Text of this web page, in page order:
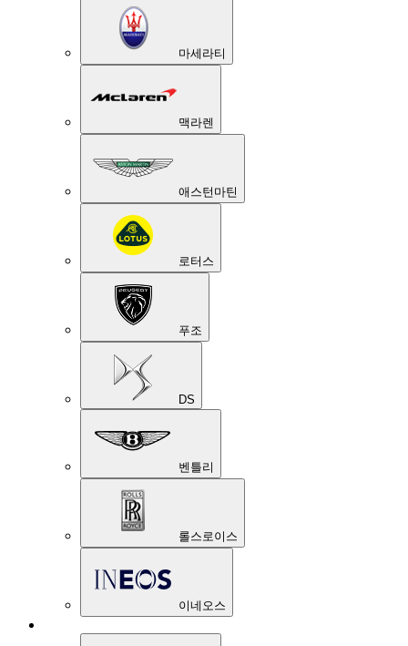
마세라티
맥라렌
애스턴마틴
로터스
푸조
DS
벤틀리
롤스로이스
이네오스